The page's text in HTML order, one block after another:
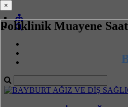
Poliklinik Muayene
×